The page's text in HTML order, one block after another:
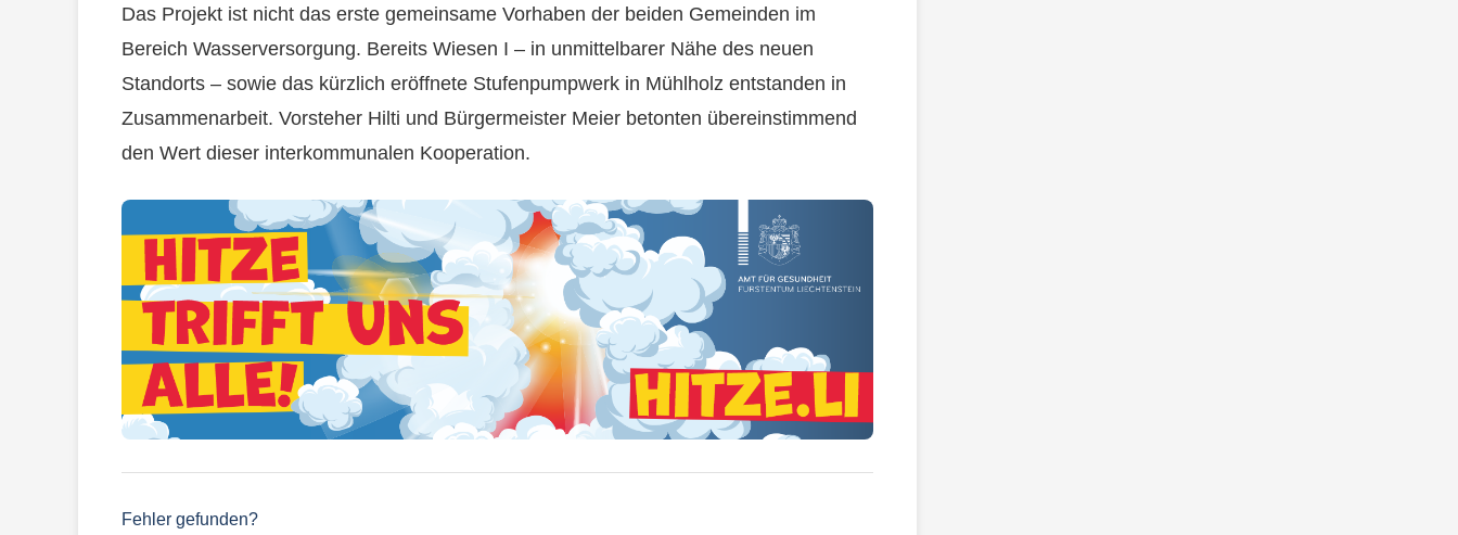
Das Projekt ist nicht das erste gemeinsame Vorhaben der beiden Gemeinden im
Bereich Wasserversorgung. Bereits Wiesen I – in unmittelbarer Nähe des neuen
Standorts – sowie das kürzlich eröffnete Stufenpumpwerk in Mühlholz entstanden in
Zusammenarbeit. Vorsteher Hilti und Bürgermeister Meier betonten übereinstimmend
den Wert dieser interkommunalen Kooperation.
Fehler gefunden?